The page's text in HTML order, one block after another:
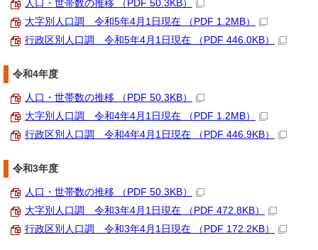
人口・世帯数の推移 （PDF 50.3KB）
大字別人口調 令和5年4月1日現在 （PDF 1.2MB）
行政区別人口調 令和5年4月1日現在 （PDF 446.0KB）
令和4年度
人口・世帯数の推移 （PDF 50.3KB）
大字別人口調 令和4年4月1日現在 （PDF 1.2MB）
行政区別人口調 令和4年4月1日現在 （PDF 446.9KB）
令和3年度
人口・世帯数の推移 （PDF 50.3KB）
大字別人口調 令和3年4月1日現在 （PDF 472.8KB）
行政区別人口調 令和3年4月1日現在 （PDF 172.2KB）